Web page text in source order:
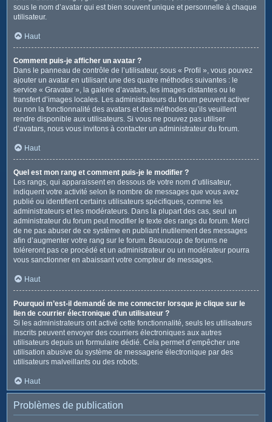
sous le nom d’avatar qui est bien souvent unique et personnelle à chaque
utilisateur.
Haut
Comment puis-je afficher un avatar ?
Dans le panneau de contrôle de l’utilisateur, sous « Profil », vous pouvez
ajouter un avatar en utilisant une des quatre méthodes suivantes : le
service « Gravatar », la galerie d’avatars, les images distantes ou le
transfert d’images locales. Les administrateurs du forum peuvent activer
ou non la fonctionnalité des avatars et des méthodes qu’ils veuillent
rendre disponible aux utilisateurs. Si vous ne pouvez pas utiliser
d’avatars, nous vous invitons à contacter un administrateur du forum.
Haut
Quel est mon rang et comment puis-je le modifier ?
Les rangs, qui apparaissent en dessous de votre nom d’utilisateur,
indiquent votre activité selon le nombre de messages que vous avez
publié ou identifient certains utilisateurs spécifiques, comme les
administrateurs et les modérateurs. Dans la plupart des cas, seul un
administrateur du forum peut modifier le texte des rangs du forum. Merci
de ne pas abuser de ce système en publiant inutilement des messages
afin d’augmenter votre rang sur le forum. Beaucoup de forums ne
toléreront pas ce procédé et un administrateur ou un modérateur pourra
vous sanctionner en abaissant votre compteur de messages.
Haut
Pourquoi m’est-il demandé de me connecter lorsque je clique sur le
lien de courrier électronique d’un utilisateur ?
Si les administrateurs ont activé cette fonctionnalité, seuls les utilisateurs
inscrits peuvent envoyer des courriers électroniques aux autres
utilisateurs depuis un formulaire dédié. Cela permet d’empêcher une
utilisation abusive du système de messagerie électronique par des
utilisateurs malveillants ou des robots.
Haut
Problèmes de publication